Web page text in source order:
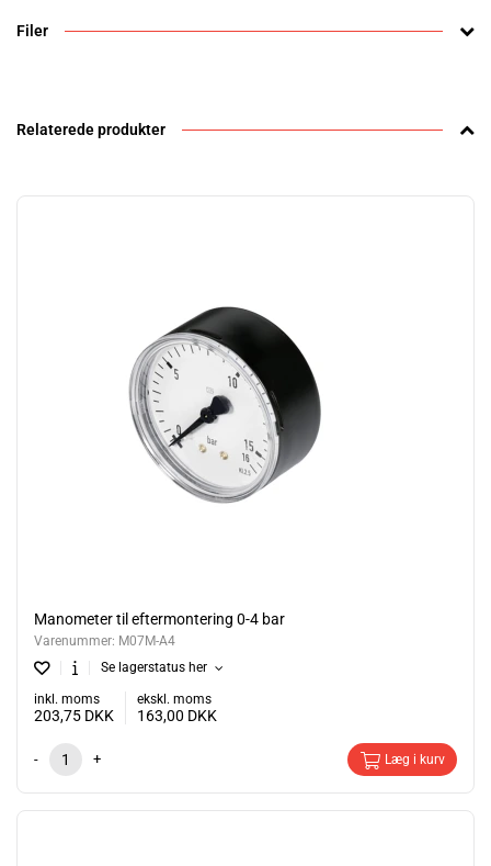
Filer
Relaterede produkter
Manometer til eftermontering 0-4 bar
Varenummer: M07M-A4
Se lagerstatus her
inkl. moms
203,75 DKK
ekskl. moms
163,00 DKK
- + Læg i kurv